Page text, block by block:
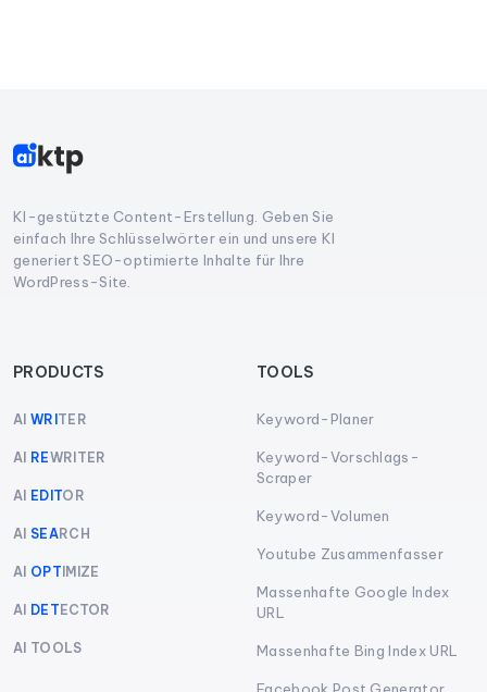
KI-gestützte Content-Erstellung. Geben Sie
einfach Ihre Schlüsselwörter ein und unsere KI
generiert SEO-optimierte Inhalte für Ihre
WordPress-Site.
PRODUCTS
AI WRI TER
AI REWRITER
AI EDITOR
AI SEARCH
AI OPT IMIZE
AI DET ECTOR
AI TOOLS
TOOLS
Keyword-Planer
Keyword-Vorschlags-
Scraper
Keyword-Volumen
Youtube Zusammenfasser
Massenhafte Google Index
URL
Massenhafte Bing Index URL